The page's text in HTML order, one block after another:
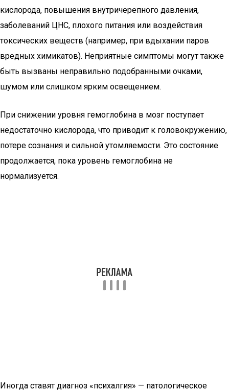
кислорода, повышения внутричерепного давления,
заболеваний ЦНС, плохого питания или воздействия
токсических веществ (например, при вдыхании паров
вредных химикатов). Неприятные симптомы могут также
быть вызваны неправильно подобранными очками,
шумом или слишком ярким освещением.
При снижении уровня гемоглобина в мозг поступает
недостаточно кислорода, что приводит к головокружению,
потере сознания и сильной утомляемости. Это состояние
продолжается, пока уровень гемоглобина не
нормализуется.
Иногда ставят диагноз «психалгия» — патологическое